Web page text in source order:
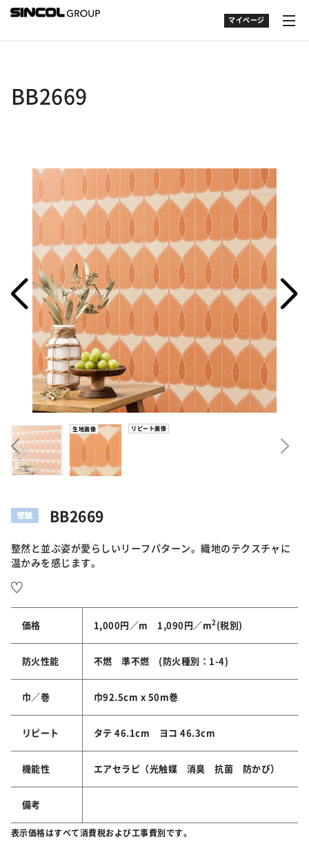
マイページ
BB2669
生地画像 リピート画像
BB2669
整然と並ぶ姿が愛らしいリーフパターン。織地のテクスチャに
温かみを感じます。
価格 1,000円／m 1,090円／m2 (税別)
防火性能 不燃 準不燃 (防火種別：1-4)
巾／巻 巾92.5cm x 50m巻
リピート タテ 46.1cm ヨコ 46.3cm
機能性 エアセラピ（光触媒 消臭 抗菌 防かび）
備考
表示価格はすべて消費税および工事費別です。